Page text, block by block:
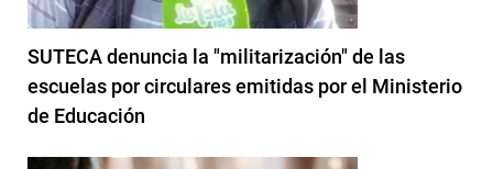
SUTECA denuncia la "militarización" de las
escuelas por circulares emitidas por el Ministerio
de Educación